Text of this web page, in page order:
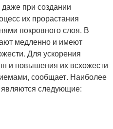
при создании
их прорастания
покровного слоя. В
медленно и имеют
Для ускорения
и повышения их всхожести
сообщает. Наиболее
следующие: